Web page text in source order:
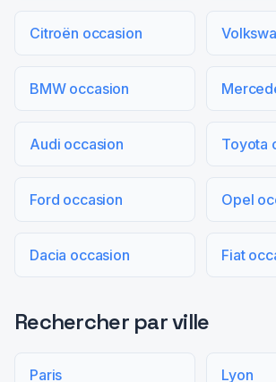
Citroën occasion
BMW occasion
Audi occasion Toyota
Ford occasion Opel
Dacia occasion Fiat
Rechercher par ville
Paris Lyon